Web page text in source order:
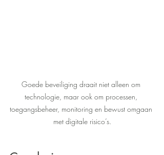
Goede beveiliging draait niet alleen om
technologie, maar ook om processen,
toegangsbeheer, monitoring en bewust omgaan
met digitale risico’s.